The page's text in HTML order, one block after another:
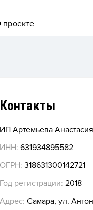
проекте
Контакты
ИП Артемьева
ИНН: 631934895582
ОГРН: 318631300142721
Год регистрации: 2018
Адрес: Самара, ул.